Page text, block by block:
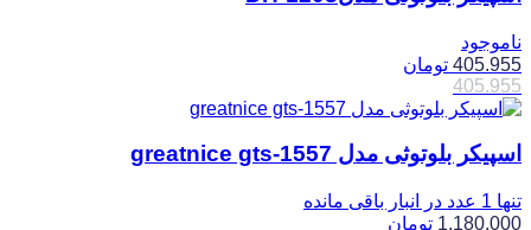
ناموجود
405.955 تومان
405.955
اسپیکر بلوتوثی مدل greatnice gts-1557
تنها 1 عدد در انبار باقی مانده
1.180.000 تومان